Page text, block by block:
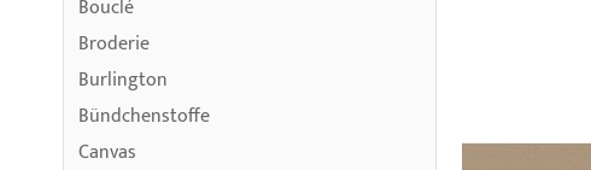
Bouclé
Broderie
Burlington
Bündchenstoffe
Canvas